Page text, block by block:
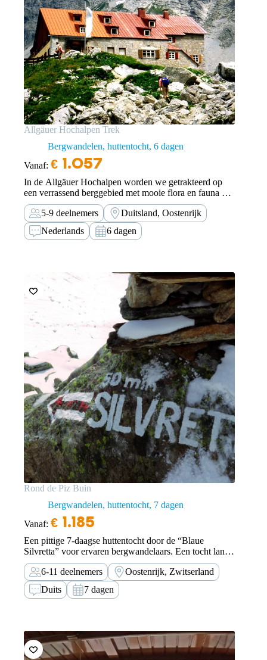
Allgäuer Hochalpen Trek
Bergwandelen, huttentocht 6 dagen
Vanaf: € 1.057
In de Allgäuer Hochalpen worden we getrakteerd op
een verrassend berggebied met mooie flora en fauna en
gezellige berghutten met goede keukens.
5-9 deelnemers
Duitsland, Oostenrijk
Nederlands
6 dagen
Rond de Piz Buin
Bergwandelen, huttentocht 7 dagen
Vanaf: € 1.185
Een pittige 7-daagse huttentocht door de “Blaue
Silvretta” voor ervaren bergwandelaars. Een tocht langs
indrukwekkende gletsjerlandschappen.
6-11 deelnemers
Oostenrijk, Zwitserland
Duits
7 dagen